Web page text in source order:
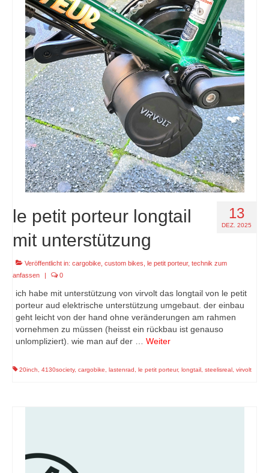
13
DEZ. 2025
le petit porteur longtail
mit unterstützung
Veröffentlicht in: cargobike custom bikes le petit porteur, technik zum
anfassen
| 0
ich habe mit unterstützung von virvolt das longtail von le petit
porteur aud elektrische unterstützung umgebaut. der einbau
geht leicht von der hand ohne veränderungen am rahmen
vornehmen zu müssen (heisst ein rückbau ist genauso
unlompliziert). wie man auf der … Weiter
20inch 4130society, cargobike lastenrad le petit porteur, longtail steelisreal virvolt